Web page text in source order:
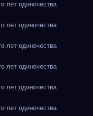
лет одиночества
лет одиночества
лет одиночества
лет одиночества
лет одиночества
лет одиночества